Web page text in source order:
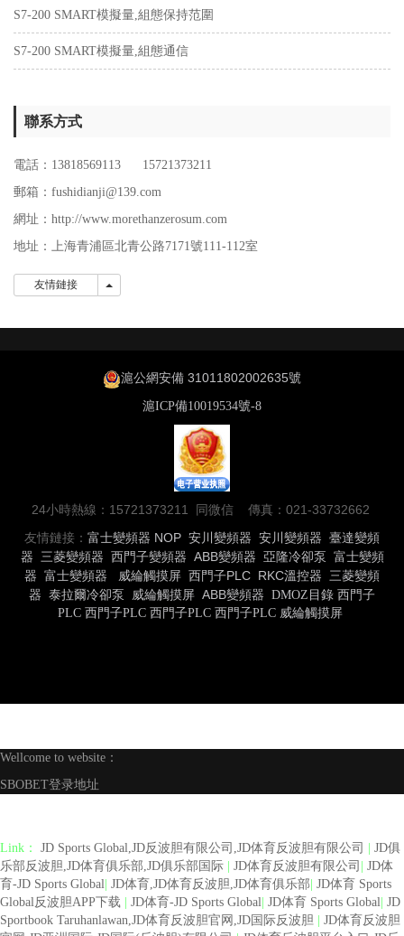
S7-200 SMART模擬量,組態保持范圍
S7-200 SMART模擬量,組態通信
聯系方式
電話：13818569113 15721373211
郵箱：fushidianji@139.com
網址：http://www.morethanzerosum.com
地址： 上海青浦區北青公路7171號111-112室
友情鏈接 友情鏈接
滬公網安備 31011802002635號
滬ICP備10019534號-8
24小時熱線：15721373211 同微信 傳真：021-33732662
友情鏈接： 富士變頻器 NOP 安川變頻器 安川變頻器 臺達變頻
器
三菱變頻器 西門子變頻器 ABB變頻器 亞隆冷卻泵 富士變頻
器 富士變頻器 威綸觸摸屏 西門子PLC RKC溫控器
三菱變頻
器 泰拉爾冷卻泵 威綸觸摸屏 ABB變頻器 DMOZ目錄 西門子
PLC 西門子PLC 西門子PLC 西門子PLC 威綸觸摸屏
Wellcome to website：
SBOBET登录地址
Link： JD Sports Global,JD反波胆有限公司,JD体育反波胆有限公司 | JD俱
乐部反波胆,JD体育俱乐部,JD俱乐部国际 | JD体育反波胆有限公司 | JD体
育-JD Sports Global| JD体育,JD体育反波胆,JD体育俱乐部| JD体育 Sports
Global反波胆APP下载 | JD体育-JD Sports Global| JD体育 Sports Global| JD
Sportbook Taruhanlawan,JD体育反波胆官网,JD国际反波胆 | JD体育反波胆